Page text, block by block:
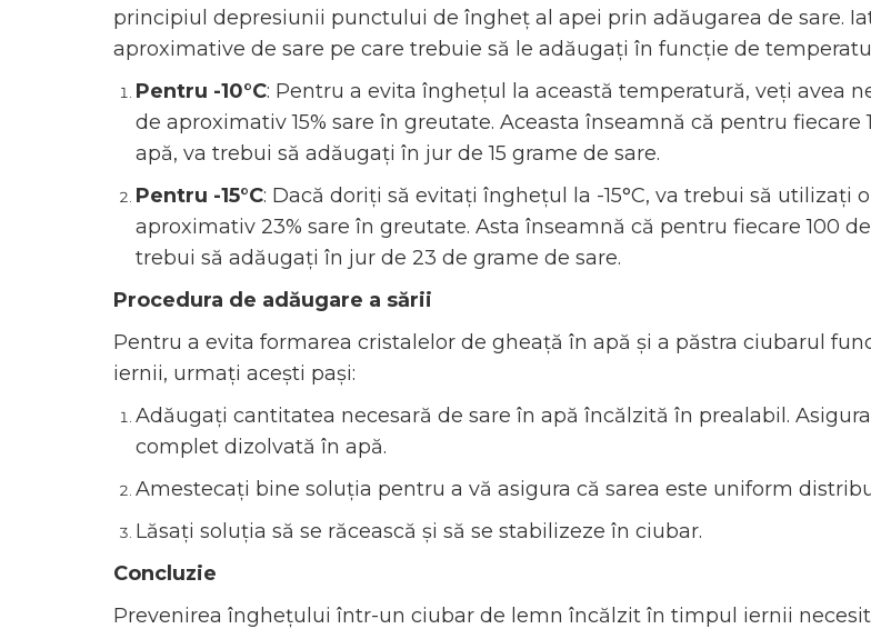
principiul depresiunii punctului de îngheț al apei prin adăugarea de sare.
aproximative de sare pe care trebuie să le adăugați în funcție de
Pentru -10°C: Pentru a evita înghețul la această temperatură, veți avea
de aproximativ 15% sare în greutate. Aceasta înseamnă că pentru fiecare
apă, va trebui să adăugați în jur de 15 grame de sare.
Pentru -15°C: Dacă doriți să evitați înghețul la -15°C, va trebui să utilizați
aproximativ 23% sare în greutate. Asta înseamnă că pentru fiecare 100
trebui să adăugați în jur de 23 de grame de sare.
Procedura de adăugare a sării
Pentru a evita formarea cristalelor de gheață în apă și a păstra ciubarul
iernii, urmați acești pași:
Adăugați cantitatea necesară de sare în apă încălzită în prealabil.
complet dizolvată în apă.
Amestecați bine soluția pentru a vă asigura că sarea este uniform
Lăsați soluția să se răcească și să se stabilizeze în ciubar.
Concluzie
Prevenirea înghețului într-un ciubar de lemn încălzit în timpul iernii